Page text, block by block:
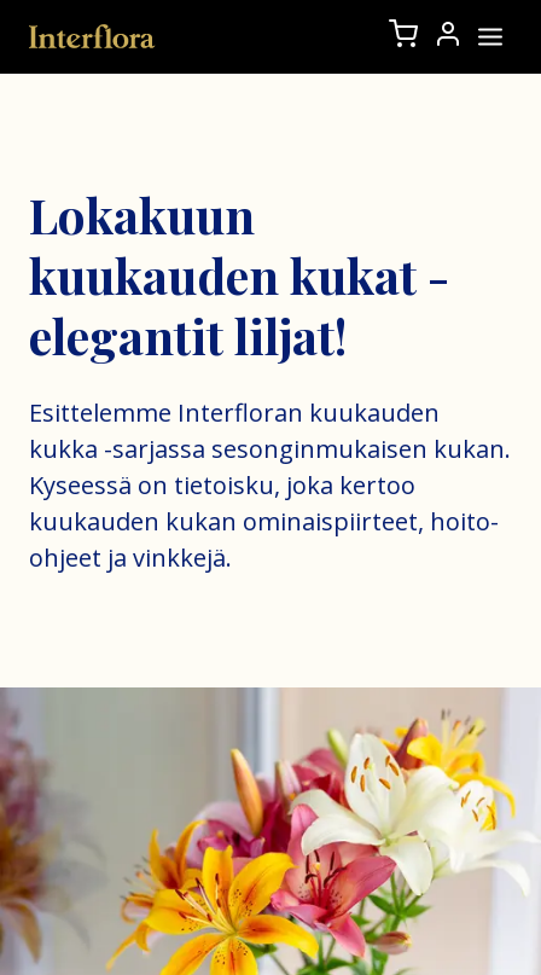
Lokakuun
kuukauden kukat -
elegantit liljat!
Esittelemme Interfloran kuukauden
kukka -sarjassa sesonginmukaisen kukan.
Kyseessä on tietoisku, joka kertoo
kuukauden kukan ominaispiirteet, hoito-
ohjeet ja vinkkejä.